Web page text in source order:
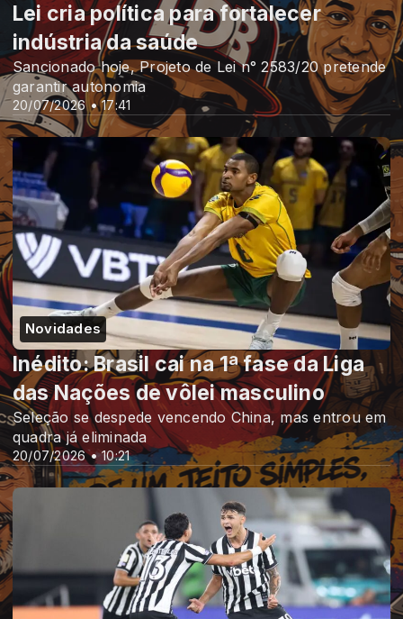
20/07/2026 • 17:41
Lei cria política para fortalecer
indústria da saúde
Sancionado hoje, Projeto de Lei n° 2583/20 pretende
garantir autonomia
Novidades
20/07/2026 • 10:21
Inédito: Brasil cai na 1ª fase da Liga
das Nações de vôlei masculino
Seleção se despede vencendo China, mas entrou em
quadra já eliminada